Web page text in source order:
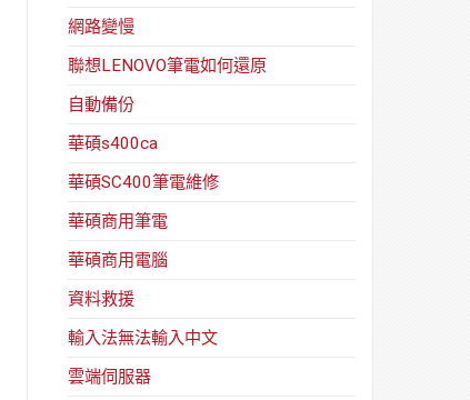
網路變慢
聯想LENOVO筆電如何還原
自動備份
華碩s400ca
華碩SC400筆電維修
華碩商用筆電
華碩商用電腦
資料救援
輸入法無法輸入中文
雲端伺服器